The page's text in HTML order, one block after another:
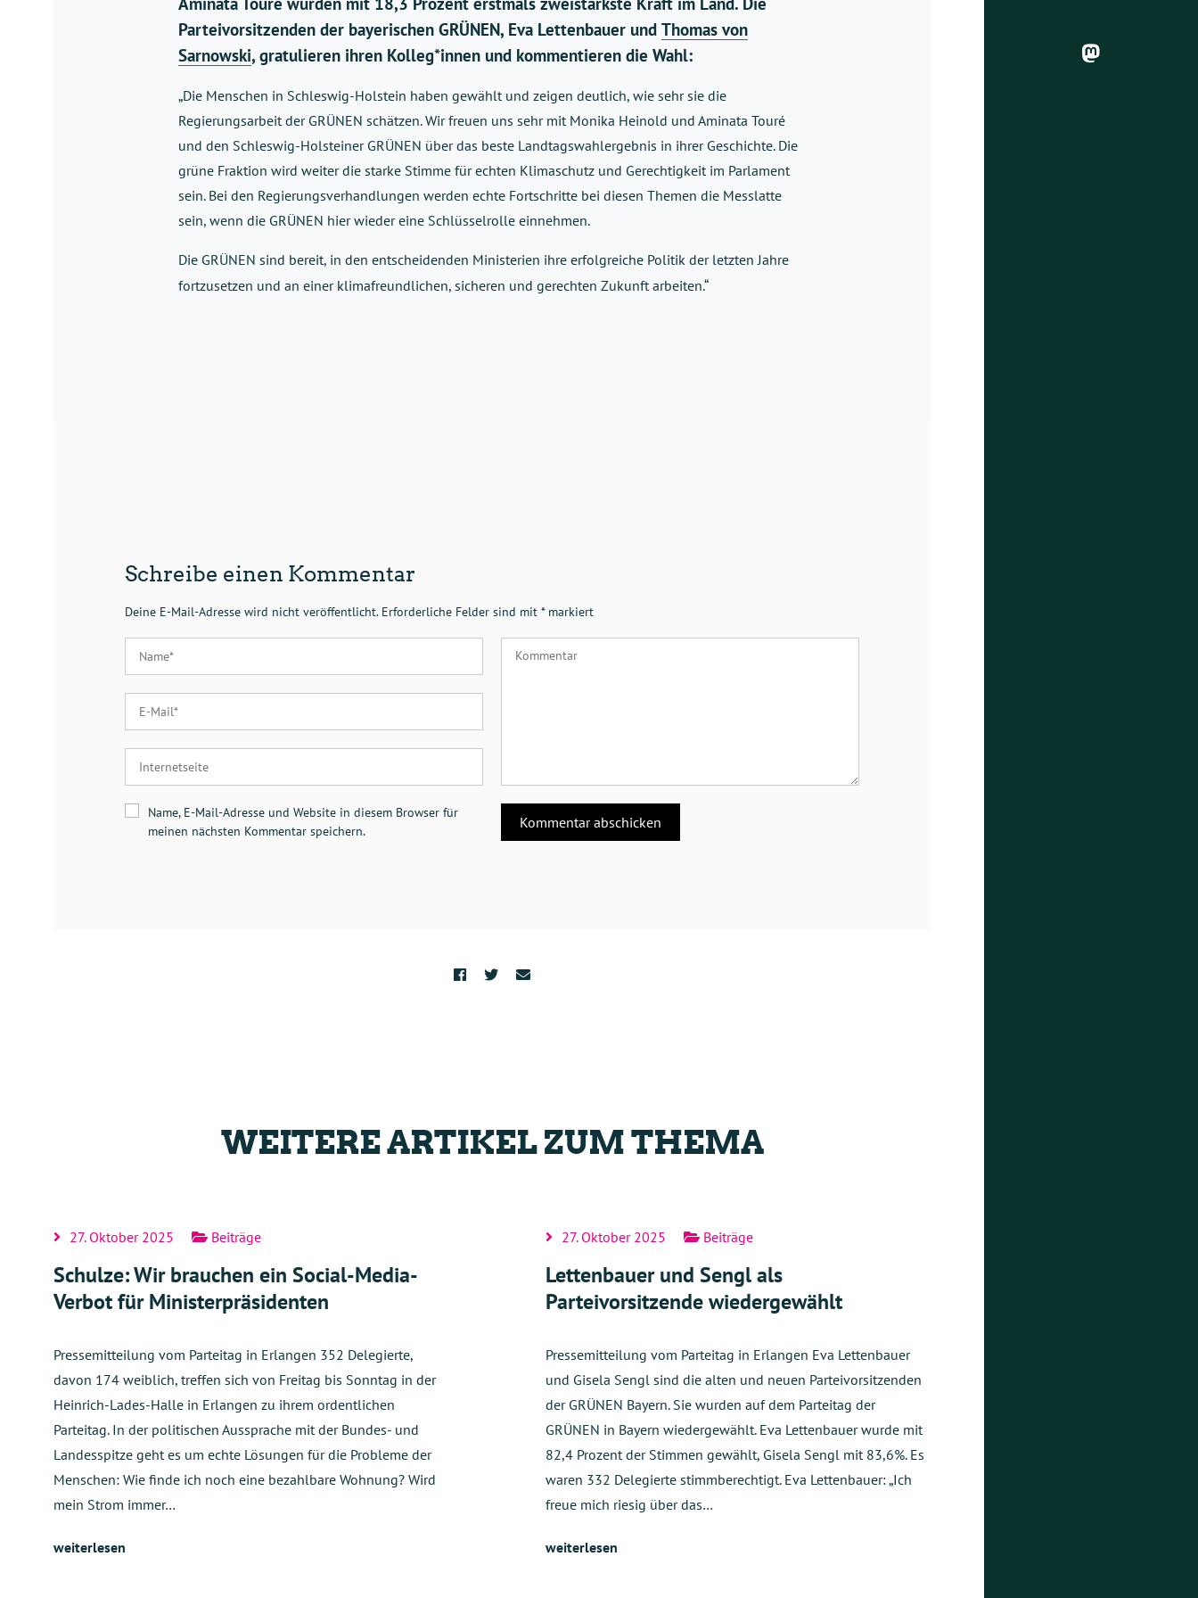
Parteivorsitzenden der bayerischen GRÜNEN, Eva Lettenbauer und Thomas von
Sarnowski, gratulieren ihren Kolleg*innen und kommentieren die Wahl:
„Die Menschen in Schleswig-Holstein haben gewählt und zeigen deutlich, wie sehr sie die
Regierungsarbeit der GRÜNEN schätzen. Wir freuen uns sehr mit Monika Heinold und Aminata Touré
und den Schleswig-Holsteiner GRÜNEN über das beste Landtagswahlergebnis in ihrer Geschichte. Die
grüne Fraktion wird weiter die starke Stimme für echten Klimaschutz und Gerechtigkeit im Parlament
sein. Bei den Regierungsverhandlungen werden echte Fortschritte bei diesen Themen die Messlatte
sein, wenn die GRÜNEN hier wieder eine Schlüsselrolle einnehmen.
Die GRÜNEN sind bereit, in den entscheidenden Ministerien ihre erfolgreiche Politik der letzten Jahre
fortzusetzen und an einer klimafreundlichen, sicheren und gerechten Zukunft arbeiten.“
Schreibe einen Kommentar
Deine E-Mail-Adresse wird nicht veröffentlicht. Erforderliche Felder sind mit *markiert
Name, E-Mail-Adresse und Website in diesem Browser für
meinen nächsten Kommentar speichern.
WEITERE ARTIKEL ZUM THEMA
27. Oktober 2025 Beiträge
Schulze: Wir brauchen ein Social-Media-
Verbot für Ministerpräsidenten
Pressemitteilung vom Parteitag in Erlangen 352 Delegierte,
davon 174 weiblich, treffen sich von Freitag bis Sonntag in der
Heinrich-Lades-Halle in Erlangen zu ihrem ordentlichen
Parteitag. In der politischen Aussprache mit der Bundes- und
Landesspitze geht es um echte Lösungen für die Probleme der
Menschen: Wie finde ich noch eine bezahlbare Wohnung? Wird
mein Strom immer…
weiterlesen
27. Oktober 2025 Beiträge
Lettenbauer und Sengl als
Parteivorsitzende wiedergewählt
Pressemitteilung vom Parteitag in Erlangen Eva Lettenbauer
und Gisela Sengl sind die alten und neuen Parteivorsitzenden
der GRÜNEN Bayern. Sie wurden auf dem Parteitag der
GRÜNEN in Bayern wiedergewählt. Eva Lettenbauer wurde mit
82,4 Prozent der Stimmen gewählt, Gisela Sengl mit 83,6%. Es
waren 332 Delegierte stimmberechtigt. Eva Lettenbauer: „Ich
freue mich riesig über das…
weiterlesen